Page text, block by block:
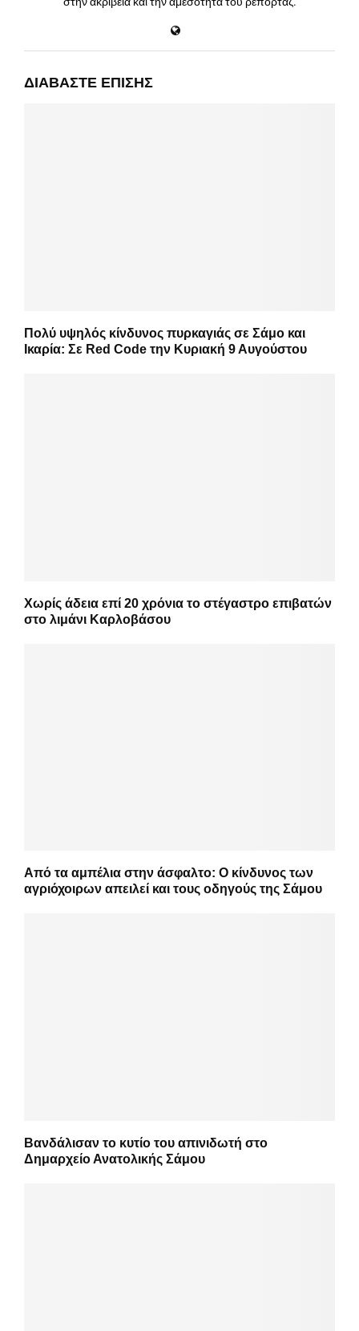
ΔΙΑΒΆΣΤΕ ΕΠΊΣΗΣ
Πολύ υψηλός κίνδυνος πυρκαγιάς σε Σάμο και
Ικαρία: Σε Red Code την Κυριακή 9 Αυγούστου
Χωρίς άδεια επί 20 χρόνια το στέγαστρο επιβατών
στο λιμάνι Καρλοβάσου
Από τα αμπέλια στην άσφαλτο: Ο κίνδυνος των
αγριόχοιρων απειλεί και τους οδηγούς της Σάμου
Βανδάλισαν το κυτίο του απινιδωτή στο
Δημαρχείο Ανατολικής Σάμου